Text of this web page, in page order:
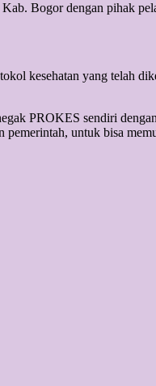
Bogor dengan pihak
kesehatan yang telah
PROKES sendiri
untuk bisa